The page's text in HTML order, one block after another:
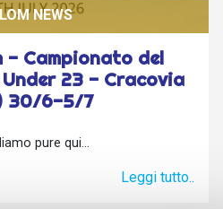
- Campionato del
23 - Cracovia
30/6-5/7
NEWS
pure qui...
Leggi tutto..